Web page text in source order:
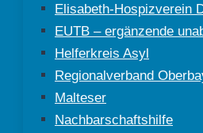
Elisabeth-Hospizverein
EUTB – ergänzende
Helferkreis Asyl
Regionalverband
Malteser
Nachbarschaftshilfe